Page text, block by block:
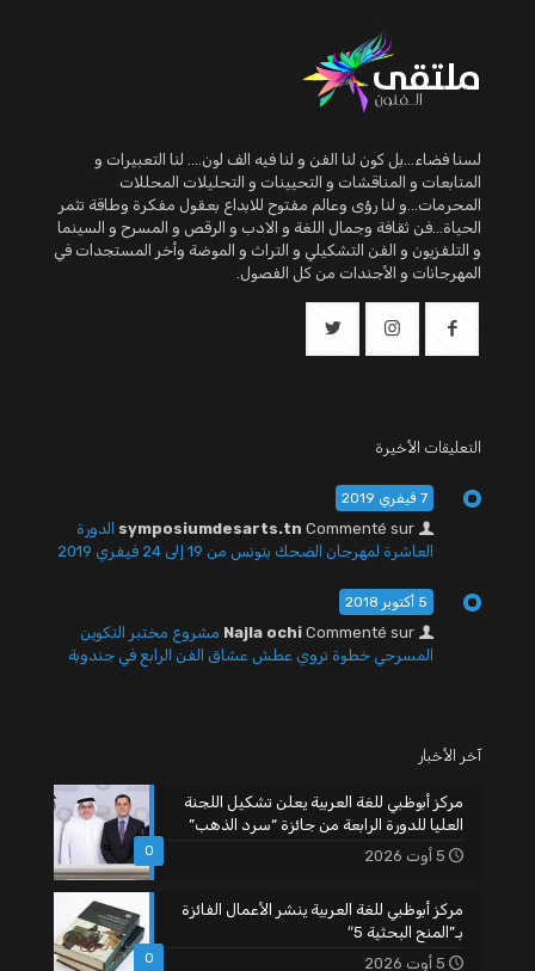
لسنا فضاء...بل كون لنا الفن و لنا فيه الف لون.... لنا التعبيرات و
المتابعات و المناقشات و التحيينات و التحليلات المحللات
المحرمات...و لنا رؤى وعالم مفتوح للابداع بعقول مفكرة وطاقة تثمر
الحياة...فن ثقافة وجمال اللغة و الادب و الرقص و المسرح و السينما
و التلفزيون و الفن التشكيلي و التراث و الموضة وأخر المستجدات في
المهرجانات و الأجندات من كل الفصول.
التعليقات الأخيرة
7 فيفري 2019
symposiumdesarts.tn Commenté sur
الدورة
العاشرة لمهرجان الضحك بتونس من 19 إلى 24 فيفري 2019
5 أكتوبر 2018
Najla ochi Commenté sur
مشروع مختبر التكوين
المسرحي خطوة تروي عطش عشاق الفن الرابع في جندوبة
آخر الأخبار
0
مركز أبوظبي للغة العربية يعلن تشكيل اللجنة
العليا للدورة الرابعة من جائزة “سرد الذهب”
5 أوت 2026
0
مركز أبوظبي للغة العربية ينشر الأعمال الفائزة
بـ”المنح البحثية 5″
5 أوت 2026